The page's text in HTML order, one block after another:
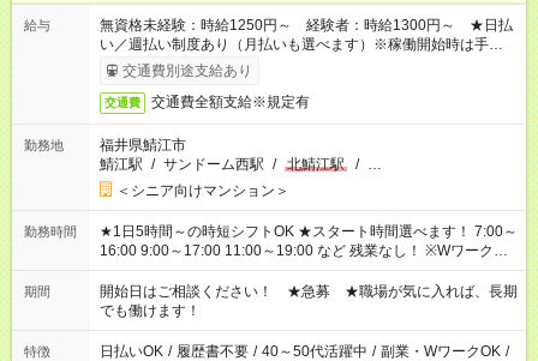
給与
無資格未経験：時給1250円～ 経験者：時給1300円～ ★日払
い／週払い制度あり（月払いも選べます）※稼働開始時は手続き
完了次第のお支払いとなります。
交通費別途支給あり
交通費 交通費全額支給※規定有
勤務地
福井県鯖江市
鯖江駅 / サンドーム西駅 / 北鯖江駅 / …
＜シニア向けマンション＞
勤務時間
★1日5時間～の時短シフトOK ★スタート時間選べます！ 7:00～
16:00 9:00～17:00 11:00～19:00 など 残業なし！ ※Wワークの
場合、他のお仕事と合わせ週40時間超の就業はご案内できませ
ん ※法令に基づき、週20時間以上勤務は社会保険への加入対象
となります ※労働者派遣法（日雇い派遣の原則禁止）により、
短時間・短期間の就業はご案内が難しい場合があります
期間
開始日はご相談ください！ ★急募 ★職場が気に入れば、長期
でも働けます！
特徴 日払いOK / 履歴書不要 / 40～50代活躍中 / 副業・WワークOK /